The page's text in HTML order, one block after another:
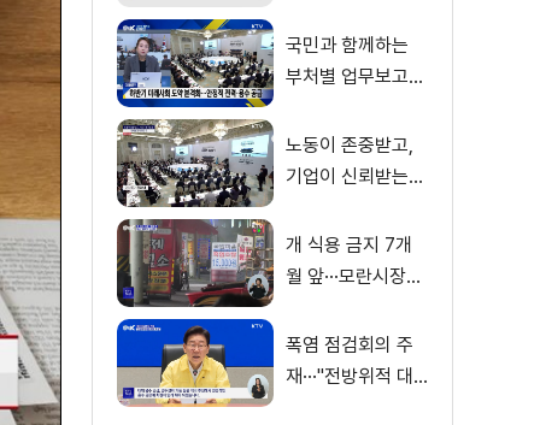
국민과 함께하는
부처별 업무보고
노동이 존중받고,
기업이 신뢰받는
개 식용 금지 7개
월 앞···모란시장
폭염 점검회의 주
재···"전방위적 대